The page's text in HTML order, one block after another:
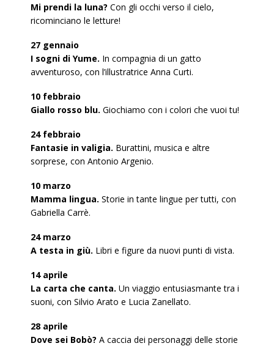
Mi prendi la luna? Con gli occhi verso il cielo,
ricominciano le letture!
27 gennaio
I sogni di Yume. In compagnia di un gatto
avventuroso, con l’illustratrice Anna Curti.
10 febbraio
Giallo rosso blu. Giochiamo con i colori che vuoi tu!
24 febbraio
Fantasie in valigia. Burattini, musica e altre
sorprese, con Antonio Argenio.
10 marzo
Mamma lingua. Storie in tante lingue per tutti, con
Gabriella Carrè.
24 marzo
A testa in giù. Libri e figure da nuovi punti di vista.
14 aprile
La carta che canta. Un viaggio entusiasmante tra i
suoni, con Silvio Arato e Lucia Zanellato.
28 aprile
Dove sei Bobò? A caccia dei personaggi delle storie